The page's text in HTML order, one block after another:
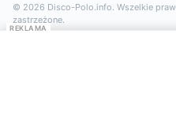
© 2026 Disco-Polo.info. Wszelkie
zastrzeżone.
REKLAMA